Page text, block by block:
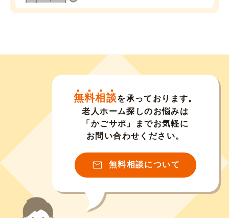
無料相談を承っております。
老人ホーム探しのお悩みは
「かごサポ」までお気軽に
お問い合わせください。
無料相談について